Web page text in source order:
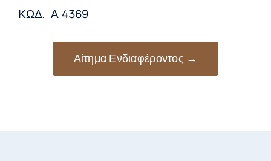
ΚΩΔ. Α 4369
Αίτημα Ενδιαφέροντος →